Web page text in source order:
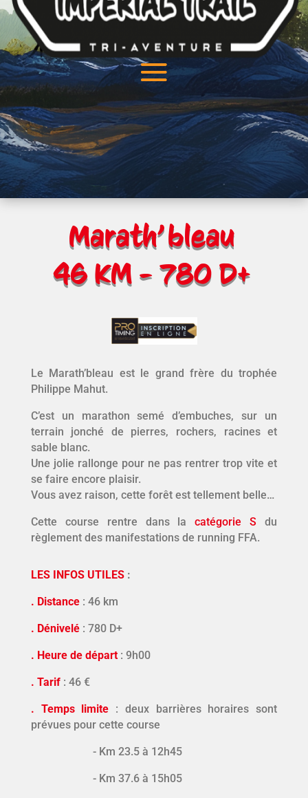
Marath’bleau
46 KM - 780 D+
Le Marath’bleau est le grand frère du trophée
Philippe Mahut.
C’est un marathon semé d’embuches, sur un
terrain jonché de pierres, rochers, racines et
sable blanc.
Une jolie rallonge pour ne pas rentrer trop vite et
se faire encore plaisir.
Vous avez raison, cette forêt est tellement belle…
Cette course rentre dans lacatégorie S du
règlement des manifestations de running FFA.
LES INFOS UTILES:
. Distance: 46 km
. Dénivelé: 780 D+
. Heure de départ : 9h00
. Tarif : 46 €
. Temps limite : deux barrières horaires sont
prévues pour cette course
- Km 23.5 à 12h45
- Km 37.6 à 15h05